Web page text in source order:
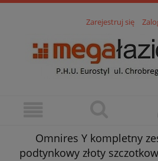
Zarejestruj się
Omnires Y kompletny
podtynkowy złoty